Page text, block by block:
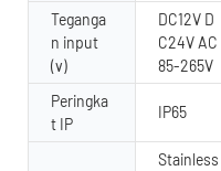
Teganga
n input
(v)
DC12V D
C24V AC
85-265V
Peringka
t IP
IP65
Stainless